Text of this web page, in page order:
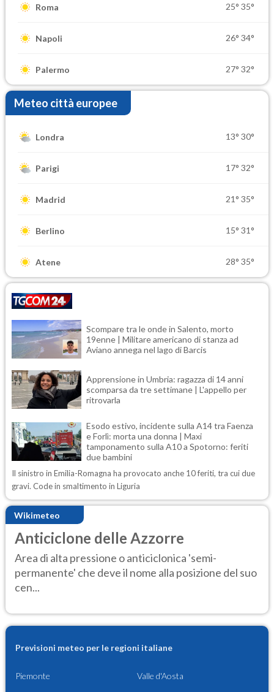
Roma 25° 35°
Napoli 26° 34°
Palermo 27° 32°
Meteo città europee
Londra 13° 30°
Parigi 17° 32°
Madrid 21° 35°
Berlino 15° 31°
Atene 28° 35°
Scompare tra le onde in Salento, morto
19enne | Militare americano di stanza ad
Aviano annega nel lago di Barcis
Apprensione in Umbria: ragazza di 14 anni
scomparsa da tre settimane | L'appello per
ritrovarla
Esodo estivo, incidente sulla A14 tra Faenza
e Forlì: morta una donna | Maxi
tamponamento sulla A10 a Spotorno: feriti
due bambini
Il sinistro in Emilia-Romagna ha provocato anche 10 feriti, tra cui due
gravi. Code in smaltimento in Liguria
Wikimeteo
Anticiclone delle Azzorre
Area di alta pressione o anticiclonica 'semi-
permanente' che deve il nome alla posizione del suo
cen...
Previsioni meteo per le regioni italiane
Piemonte Valle d'Aosta